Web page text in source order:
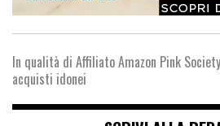
In qualità di Affiliato Amazon Pink
acquisti idonei